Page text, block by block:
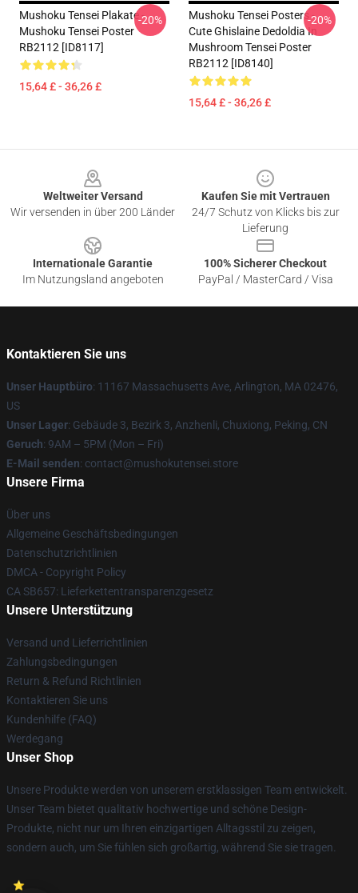
Mushoku Tensei Plakate -
Mushoku Tensei Poster
RB2112 [ID8117]
15,64 £ - 36,26 £
-20%
Mushoku Tensei Posters -
Cute Ghislaine Dedoldia In
Mushroom Tensei Poster
RB2112 [ID8140]
15,64 £ - 36,26 £
-20%
Weltweiter Versand
Wir versenden in über 200 Länder
Kaufen Sie mit Vertrauen
24/7 Schutz von Klicks bis zur
Lieferung
Internationale Garantie
Im Nutzungsland angeboten
100% Sicherer Checkout
PayPal / MasterCard / Visa
Kontaktieren Sie uns
Unser Hauptbüro: 11167 Massachusetts Ave, Arlington, MA 02476,
US
Unser Lager: Gebäude 3, Bezirk 3, Anzhenli, Chuxiong, Peking, CN
Geruch: 9AM – 5PM (Mon – Fri)
E-Mail senden: contact@mushokutensei.store
Unsere Firma
Über uns
Allgemeine Geschäftsbedingungen
Datenschutzrichtlinien
DMCA - Copyright Policy
CA SB657: Lieferkettentransparenzgesetz
Unsere Unterstützung
Versand und Lieferrichtlinien
Zahlungsbedingungen
Return & Refund Richtlinien
Kontaktieren Sie uns
Kundenhilfe (FAQ)
Werdegang
Unser Shop
Unsere Produkte werden von unserem erstklassigen Team entwickelt.
Unser Team bietet qualitativ hochwertige und schöne Design-
Produkte, nicht nur um Ihren einzigartigen Alltagsstil zu zeigen,
sondern auch, um Sie fühlen sich großartig, während Sie sie tragen.